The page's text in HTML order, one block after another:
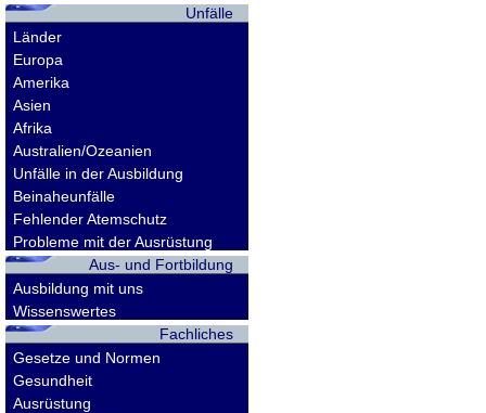
Unfälle
Länder
Europa
Amerika
Asien
Afrika
Australien/Ozeanien
Unfälle in der Ausbildung
Beinaheunfälle
Fehlender Atemschutz
Probleme mit der Ausrüstung
Aus- und Fortbildung
Ausbildung mit uns
Wissenswertes
Fachliches
Gesetze und Normen
Gesundheit
Ausrüstung